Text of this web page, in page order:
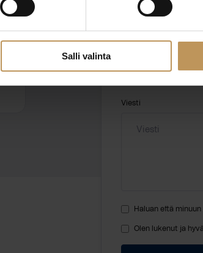
Salli valinta
Nimi*
Viesti
Haluan että
Olen lukenut ja